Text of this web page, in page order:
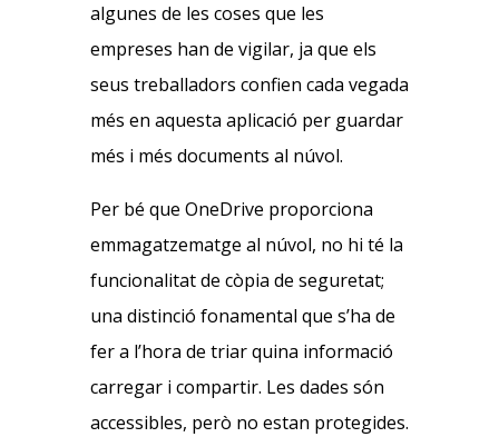
algunes de les coses que les
empreses han de vigilar, ja que els
seus treballadors confien cada vegada
més en aquesta aplicació per guardar
més i més documents al núvol.
Per bé que OneDrive proporciona
emmagatzematge al núvol, no hi té la
funcionalitat de còpia de seguretat;
una distinció fonamental que s’ha de
fer a l’hora de triar quina informació
carregar i compartir. Les dades són
accessibles, però no estan protegides.